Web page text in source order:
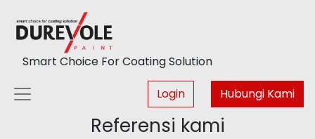
Smart Choice For Coating Solution
Login
Hubungi Kami
Referensi kami